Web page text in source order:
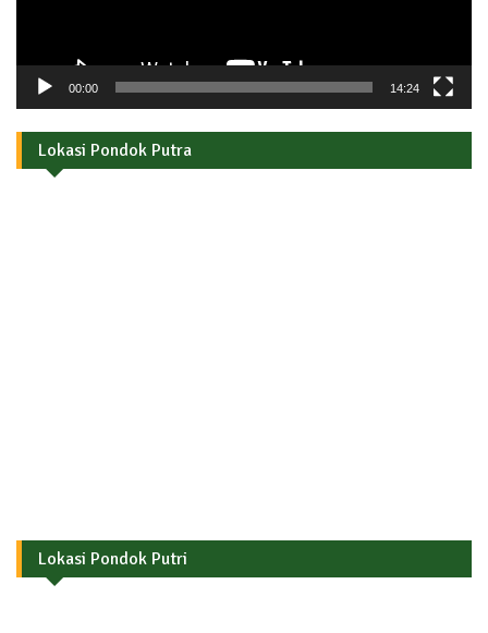
00:00 14:24
Lokasi Pondok Putra
Lokasi Pondok Putri